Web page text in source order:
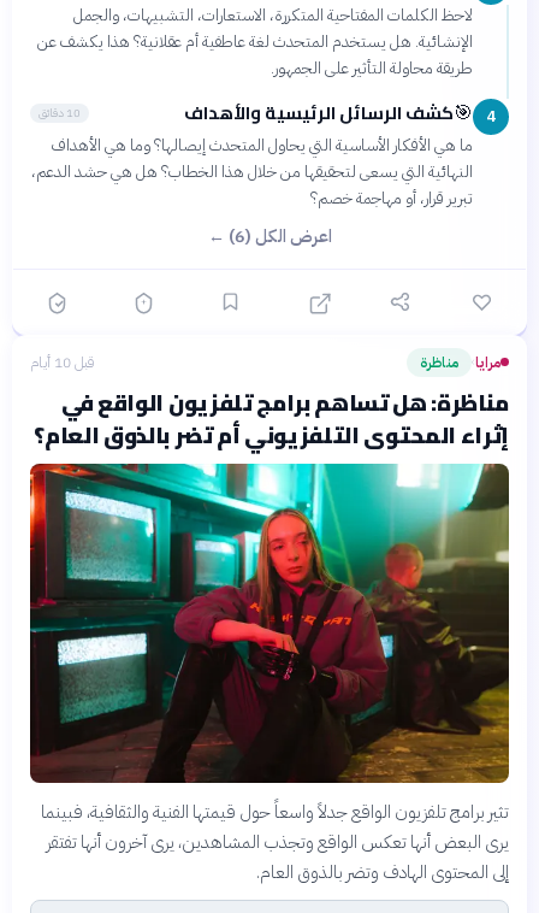
لاحظ الكلمات المفتاحية المتكررة، الاستعارات، التشبيهات، والجمل
الإنشائية. هل يستخدم المتحدث لغة عاطفية أم عقلانية؟ هذا يكشف عن
طريقة محاولة التأثير على الجمهور.
4
🎯كشف الرسائل الرئيسية والأهداف 10 دقائق
ما هي الأفكار الأساسية التي يحاول المتحدث إيصالها؟ وما هي الأهداف
النهائية التي يسعى لتحقيقها من خلال هذا الخطاب؟ هل هي حشد الدعم،
تبرير قرار، أو مهاجمة خصم؟
اعرض الكل (6) ←
مرايا› مناظرة قبل 10 أيام
مناظرة: هل تساهم برامج تلفزيون الواقع في
إثراء المحتوى التلفزيوني أم تضر بالذوق العام؟
تثير برامج تلفزيون الواقع جدلاً واسعاً حول قيمتها الفنية والثقافية، فبينما
يرى البعض أنها تعكس الواقع وتجذب المشاهدين، يرى آخرون أنها تفتقر
إلى المحتوى الهادف وتضر بالذوق العام.